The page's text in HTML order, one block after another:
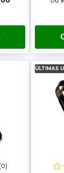
ÚLTIMAS